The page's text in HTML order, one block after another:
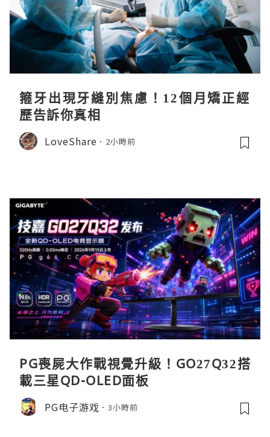
箍牙出現牙縫別焦慮！12個月矯正經
歷告訴你真相
LoveShare 2小時前
PG喪屍大作戰視覺升級！GO27Q32搭
載三星QD-OLED面板
PG电子游戏 3小時前